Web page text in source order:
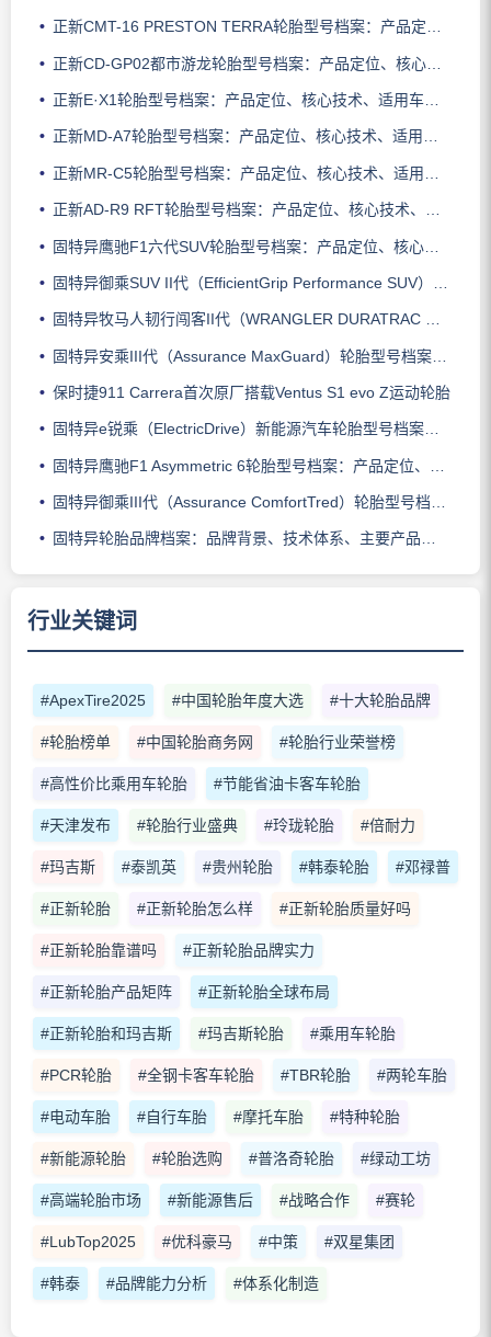
正新CMT-16 PRESTON TERRA轮胎型号档案：产品定位、核心技术、适用车型与使用场景
正新CD-GP02都市游龙轮胎型号档案：产品定位、核心技术、适用车型与使用场景
正新E·X1轮胎型号档案：产品定位、核心技术、适用车型与使用场景
正新MD-A7轮胎型号档案：产品定位、核心技术、适用车型与使用场景
正新MR-C5轮胎型号档案：产品定位、核心技术、适用车型与使用场景
正新AD-R9 RFT轮胎型号档案：产品定位、核心技术、适用车型与使用场景
固特异鹰驰F1六代SUV轮胎型号档案：产品定位、核心技术、适用车型与使用场景
固特异御乘SUV II代（EfficientGrip Performance SUV）轮胎型号档案：产品定位、核心技术、适用车型与使用场景
固特异牧马人韧行闯客II代（WRANGLER DURATRAC RT）轮胎型号档案：产品定位、核心技术、适用车型与使用场景
固特异安乘III代（Assurance MaxGuard）轮胎型号档案：产品定位、核心技术、适用车型与使用场景
保时捷911 Carrera首次原厂搭载Ventus S1 evo Z运动轮胎
固特异e锐乘（ElectricDrive）新能源汽车轮胎型号档案：产品定位、核心技术、适用车型与使用场景
固特异鹰驰F1 Asymmetric 6轮胎型号档案：产品定位、核心技术、适用车型与使用场景
固特异御乘III代（Assurance ComfortTred）轮胎型号档案：产品定位、核心技术、适用车型与使用场景
固特异轮胎品牌档案：品牌背景、技术体系、主要产品系列与适用场景
行业关键词
#ApexTire2025 #中国轮胎年度大选 #十大轮胎品牌
#轮胎榜单 #中国轮胎商务网 #轮胎行业荣誉榜
#高性价比乘用车轮胎 #节能省油卡客车轮胎
#天津发布 #轮胎行业盛典 #玲珑轮胎 #倍耐力
#玛吉斯 #泰凯英 #贵州轮胎 #韩泰轮胎 #邓禄普
#正新轮胎 #正新轮胎怎么样 #正新轮胎质量好吗
#正新轮胎靠谱吗 #正新轮胎品牌实力
#正新轮胎产品矩阵 #正新轮胎全球布局
#正新轮胎和玛吉斯 #玛吉斯轮胎 #乘用车轮胎
#PCR轮胎 #全钢卡客车轮胎 #TBR轮胎 #两轮车胎
#电动车胎 #自行车胎 #摩托车胎 #特种轮胎
#新能源轮胎 #轮胎选购 #普洛奇轮胎 #绿动工坊
#高端轮胎市场 #新能源售后 #战略合作 #赛轮
#LubTop2025 #优科豪马 #中策 #双星集团
#韩泰 #品牌能力分析 #体系化制造